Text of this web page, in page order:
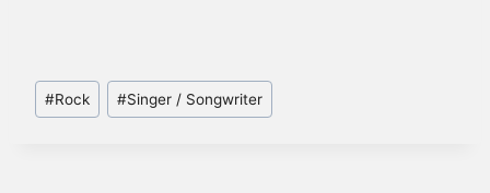
Schlagworte:
#Rock #Singer / Songwriter